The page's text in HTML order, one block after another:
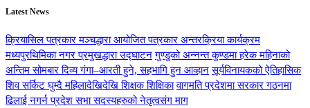
Latest News
क्रियासिल पत्रकार मञ्चद्धारा आयोजित पत्रकार अन्तरक्रिया कार्यक्रम
मध्यपुरथिमिका नगर प्रमुखद्धारा उद्घाटन गुण्डुको अन्नन्त कुण्डमा हरेक महिनाको
अन्तिम सोमबार दिव्य गंगा–आरती हुने, सहभागि हुन आव्हान सूर्यविनायकको ऐतिहासिक
शिव सर्किट घुम्दै महिलादेखिदेखि शिक्षक शिक्षिका वागमति प्रदेशमा सरकार गठनमा
ढिलाई नगर्न प्रदेश सभा सदस्यहरुको नेतृत्वसंग माग